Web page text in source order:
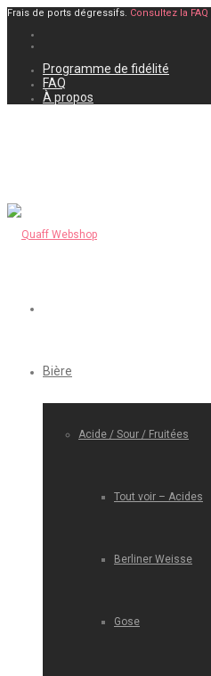
Frais de ports dégressifs. Consultez la FAQ
Programme de fidélité
FAQ
À propos
Bière
Acide / Sour / Fruitées
Tout voir – Acides
Berliner Weisse
Gose